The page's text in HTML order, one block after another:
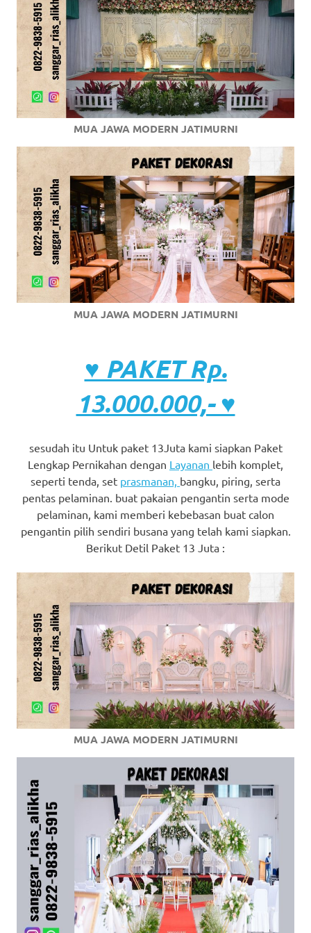
MUA JAWA MODERN JATIMURNI
MUA JAWA MODERN JATIMURNI
♥ PAKET Rp.
13.000.000,- ♥
sesudah itu Untuk paket 13Juta kami siapkan Paket
Lengkap Pernikahan dengan Layanan lebih komplet,
seperti tenda, set prasmanan, bangku, piring, serta
pentas pelaminan. buat pakaian pengantin serta mode
pelaminan, kami memberi kebebasan buat calon
pengantin pilih sendiri busana yang telah kami siapkan.
Berikut Detil Paket 13 Juta :
MUA JAWA MODERN JATIMURNI